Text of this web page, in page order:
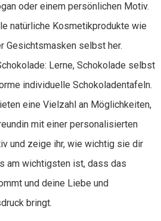
oder einem persönlichen Motiv.
natürliche Kosmetikprodukte wie
Gesichtsmasken selbst her.
Lerne, Schokolade selbst
individuelle Schokoladentafeln.
eine Vielzahl an Möglichkeiten,
mit einer personalisierten
und zeige ihr, wie wichtig sie dir
am wichtigsten ist, dass das
und deine Liebe und
bringt.